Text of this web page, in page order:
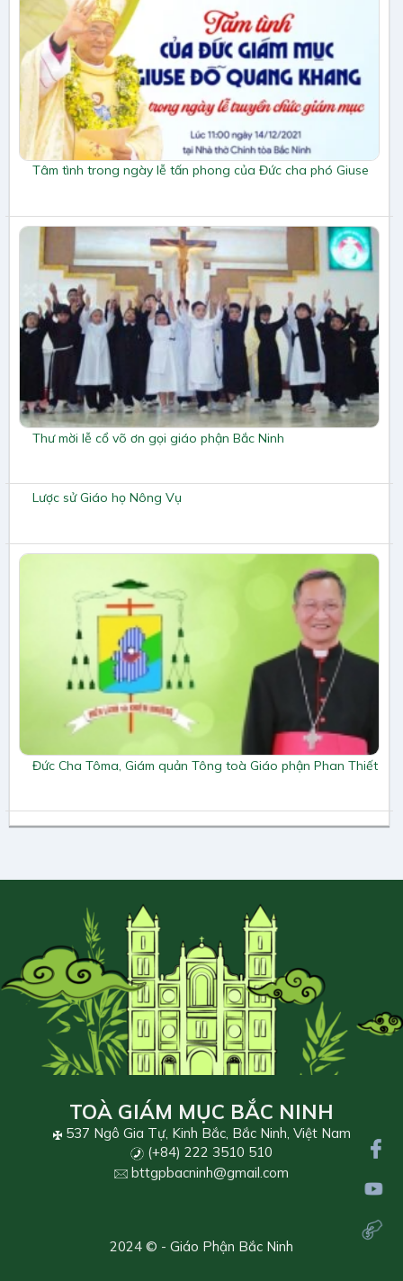
Tâm tình trong ngày lễ tấn phong của Đức cha phó Giuse
Thư mời lễ cổ võ ơn gọi giáo phận Bắc Ninh
Lược sử Giáo họ Nông Vụ
Đức Cha Tôma, Giám quản Tông toà Giáo phận Phan Thiết
TOÀ GIÁM MỤC BẮC NINH
537 Ngô Gia Tự, Kinh Bắc, Bắc Ninh, Việt Nam
(+84) 222 3510 510
bttgpbacninh@gmail.com
2024 © - Giáo Phận Bắc Ninh